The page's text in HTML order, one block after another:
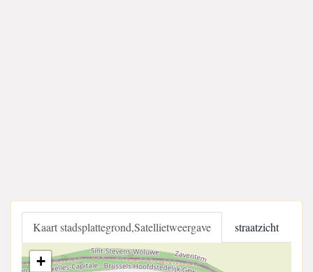
Kaart stadsplattegrond,Satellietweergave straatzicht
+